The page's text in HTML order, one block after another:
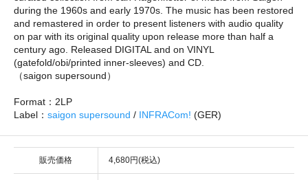
during the 1960s and early 1970s. The music has been restored
and remastered in order to present listeners with audio quality
on par with its original quality upon release more than half a
century ago. Released DIGITAL and on VINYL
(gatefold/obi/printed inner-sleeves) and CD.
（saigon supersound）
Format：2LP
Label： saigon supersound / INFRACom! (GER)
販売価格 4,680円(税込)